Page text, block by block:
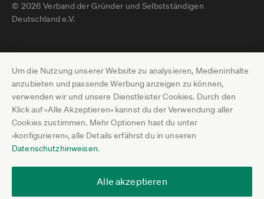
Um die Nutzung unserer Website zu analysieren, Medieninhalte
anzubieten und passende Werbung anzeigen zu können,
verwenden wir und unsere Dienstleister Cookies. Durch den
Klick auf «Alle Akzeptieren» kannst du der Verwendung aller
Cookies zustimmen. Mehr Optionen hast du unter
«konfigurieren», alle Details erfährst du in unseren
Datenschutzhinweisen.
Alle akzeptieren
© 2026 Verband der Gründer und Selbstständigen
Deutschland e.V.
Impressum
Datenschutz
Pressebereich
Jobs